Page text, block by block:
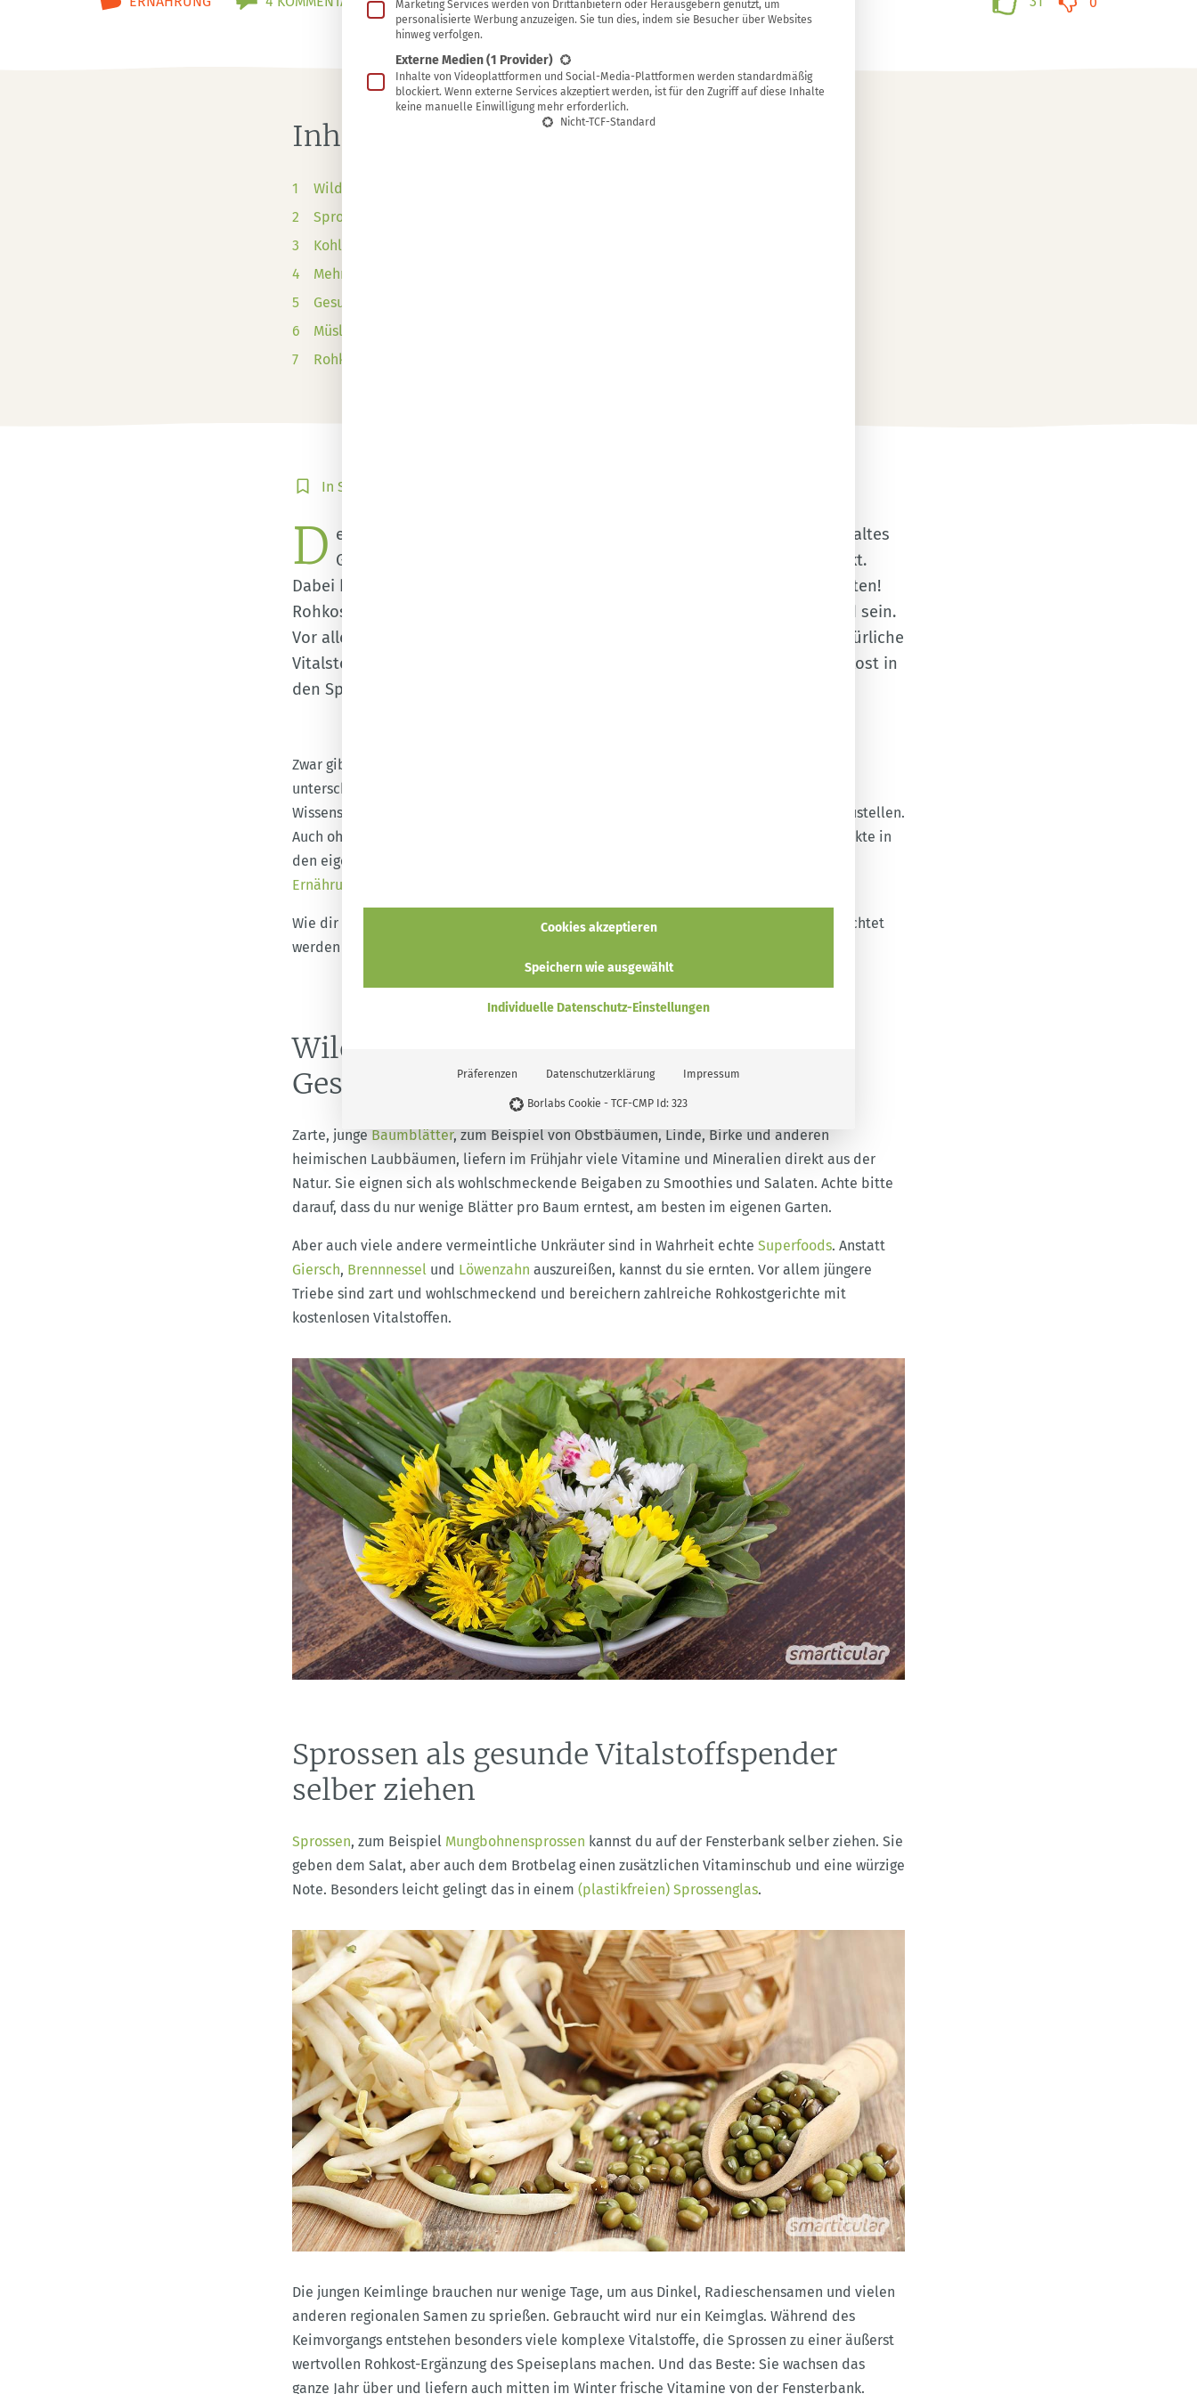
Inhaltsverzeichnis
Wildkräuter und Baumblätter für deine Gesundheit
Sprossen als gesunde Vitalstoffspender selber ziehen
Kohl roh essen oder fermentieren
Mehr frisches Obst und frische Salate
Gesunde, bunte Frucht- und Gemüse-Smoothies
Müsli, Müsli-Drinks und Frischkornbrei als Energiespender
Rohkost ist nicht immer besser: die Mischung macht’s
In
speichern
In Sammlung speichern
D er Begriff
klingt für viele erst einmal abschreckend – lauter kaltes
Grünzeug, das intensiv gekaut werden muss und nach wenig schmeckt.
Dabei hat eine ganz oder teilweise rohköstliche Ernährung viel mehr zu bieten!
Rohkost kann gehaltvoll, aromatisch, abwechslungsreich und überraschend sein.
Vor allem ist sie in der Regel gesünder als gekochte Speisen, weil mehr natürliche
Vitalstoffe erhalten bleiben. Viele gute Gründe, um ein bisschen mehr Rohkost in
den Speiseplan zu integrieren!
Zwar gibt es sehr
unterscheiden, die sie bevorzugen oder auch ablehnen. Es ist aber gar nicht nötig, eine
Wissenschaft daraus zu machen oder gleich seine gesamte Ernährung auf Rohkost umzustellen.
Auch ohne große Mühe kann man viele frische, möglichst unverarbeitete Pflanzenprodukte in
den eigenen Speisezettel integrieren, was vor allem bei der Beherzigung der
Ernährungspyramide
Wie dir das im Alltag am besten gelingt und was allgemein bei Rohkost-Ernährung beachtet
werden sollte, erfährst du in diesem Beitrag.
Wildkräuter und Baumblätter für deine
Gesundheit
Zarte, jungeBaumblätter, zum Beispiel von Obstbäumen, Linde, Birke und anderen
heimischen Laubbäumen, liefern im Frühjahr viele Vitamine und Mineralien direkt aus der
Natur. Sie eignen sich als wohlschmeckende Beigaben zu Smoothies und Salaten. Achte bitte
darauf, dass du nur wenige Blätter pro Baum erntest, am besten im eigenen Garten.
Aber auch viele andere vermeintliche Unkräuter sind in Wahrheit echte Superfoods. Anstatt
Giersch, Brennnessel und Löwenzahn auszureißen, kannst du sie ernten. Vor allem jüngere
Triebe sind zart und wohlschmeckend und bereichern zahlreiche Rohkostgerichte mit
kostenlosen Vitalstoffen.
Sprossen als gesunde Vitalstoffspender
selber ziehen
Sprossen, zum Beispiel Mungbohnensprossen kannst du auf der Fensterbank selber ziehen. Sie
geben dem Salat, aber auch dem Brotbelag einen zusätzlichen Vitaminschub und eine würzige
Note. Besonders leicht gelingt das in einem (plastikfreien) Sprossenglas.
Die jungen Keimlinge brauchen nur wenige Tage, um aus Dinkel, Radieschensamen und vielen
anderen regionalen Samen zu sprießen. Gebraucht wird nur ein Keimglas. Während des
Keimvorgangs entstehen besonders viele komplexe Vitalstoffe, die Sprossen zu einer äußerst
wertvollen Rohkost-Ergänzung des Speiseplans machen. Und das Beste: Sie wachsen das
ganze Jahr über und liefern auch mitten im Winter frische Vitamine von der Fensterbank.
Marketing Services werden von Drittanbietern oder Herausgebern genutzt, um
personalisierte Werbung anzuzeigen. Sie tun dies, indem sie Besucher über Websites
hinweg verfolgen.
Externe Medien(1 Provider)
Inhalte von Videoplattformen und Social-Media-Plattformen werden standardmäßig
blockiert. Wenn externe Services akzeptiert werden, ist für den Zugriff auf diese Inhalte
keine manuelle Einwilligung mehr erforderlich.
Nicht-TCF-Standard
Cookies akzeptieren
Speichern wie ausgewählt
Individuelle Datenschutz-Einstellungen
Präferenzen Datenschutzerklärung Impressum
Borlabs Cookie - TCF-CMP Id: 323